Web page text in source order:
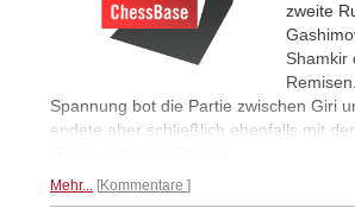
zweite
Shamkir
Spannung bot die Partie zwischen Giri
endete aber schließlich ebenfalls mit
Mehr... Kommentare